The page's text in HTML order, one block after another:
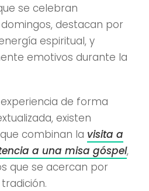
se celebran
destacan por
espiritual, y
emotivos durante la
de forma
existen
combinan la visita a
a una misa góspel,
que se acercan por